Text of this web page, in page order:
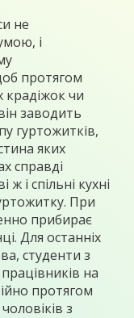
не
і
протягом
крадіжок чи
заводить
гуртожитків,
яких
справді
і спільні кухні
При
прибирає
Для останніх
студенти з
на
протягом
з